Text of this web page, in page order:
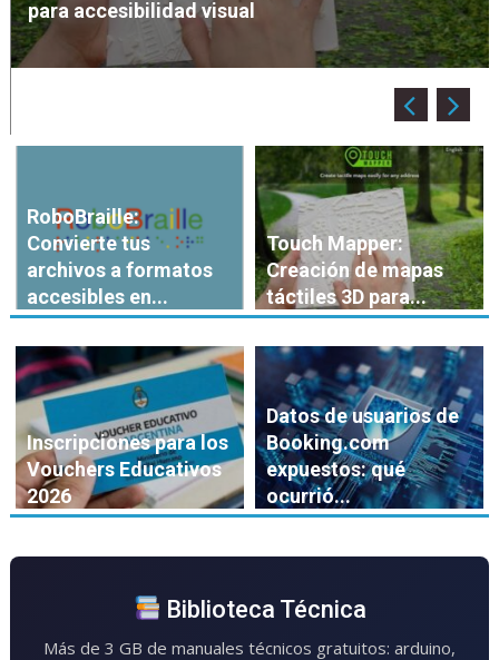
Tania Mamani Llanes
La Magia de los NeoPixels
RoboBraille:
Convierte tus
archivos a formatos
accesibles en...
Touch Mapper:
Creación de mapas
táctiles 3D para...
Inscripciones para los
Vouchers Educativos
2026
Datos de usuarios de
Booking.com
expuestos: qué
ocurrió...
Biblioteca Técnica
Más de 3 GB de manuales técnicos gratuitos: arduino,